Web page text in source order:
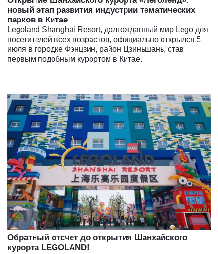
новый этап развития индустрии тематических
парков в Китае
Legoland Shanghai Resort, долгожданный мир Lego для
посетителей всех возрастов, официально открылся 5
июля в городке Фэнцзин, район Цзиньшань, став
первым подобным курортом в Китае.
Обратный отсчет до открытия Шанхайского
курорта LEGOLAND!